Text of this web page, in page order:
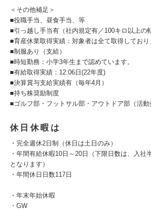
＜その他補足＞
■役職手当、昼食手当、等
■引っ越し手当有（社内規定有／100キロ以上の
■育産休業取得実績：対象者は全て取得しており
■制服あり（支給）
■時短勤務：小学3年生まで認めています。
■有給取得実績：12.06日(22年度)
■決算賞与支給実績有（毎年4月）
■持ち株奨励制度
■ゴルフ部・フットサル部・アウトドア部（活動
休日休暇は
・完全週休2日制（休日は土日のみ）
・年間有給休暇10日～20日（下限日数は、入社
となります）
・年間休日日数117日
・年末年始休暇
・GW